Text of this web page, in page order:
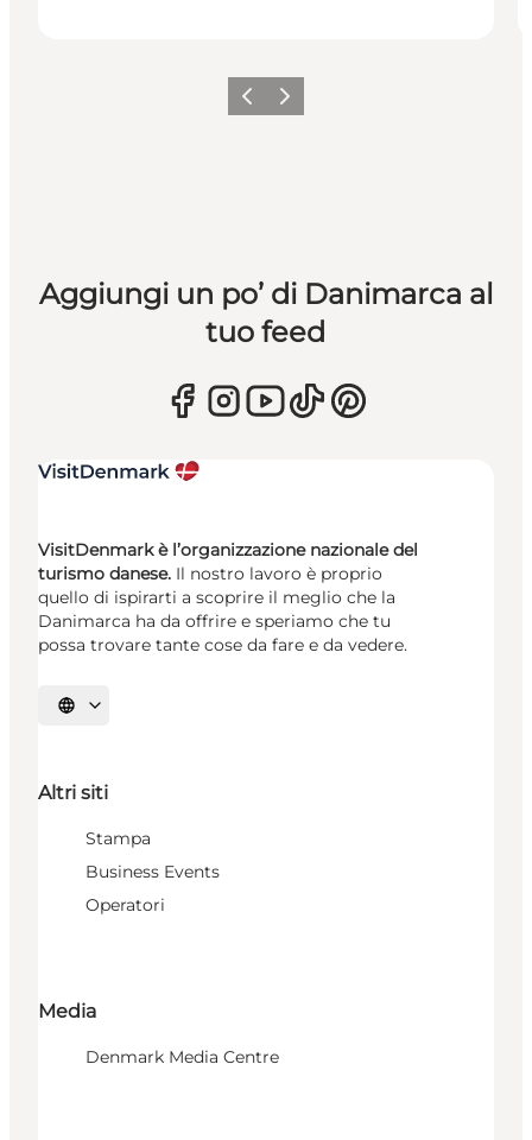
Precedente
Avanti
Aggiungi un po’ di Danimarca al
tuo feed
VisitDenmark è l’organizzazione nazionale del
turismo danese. Il nostro lavoro è proprio
quello di ispirarti a scoprire il meglio che la
Danimarca ha da offrire e speriamo che tu
possa trovare tante cose da fare e da vedere.
Seleziona la lingua
Altri siti
Stampa
Business Events
Operatori
Media
Denmark Media Centre